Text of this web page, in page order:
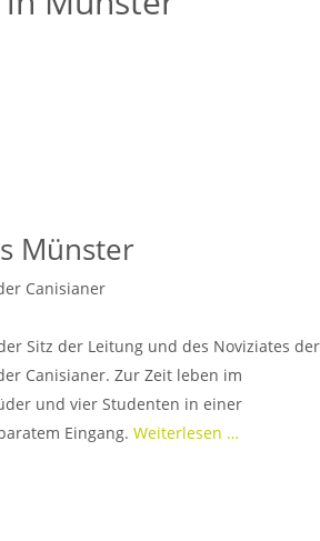
Münster
Canisianer
Sitz der Leitung und des Noviziates der
Canisianer. Zur Zeit leben im
und vier Studenten in einer
Eingang. Weiterlesen …